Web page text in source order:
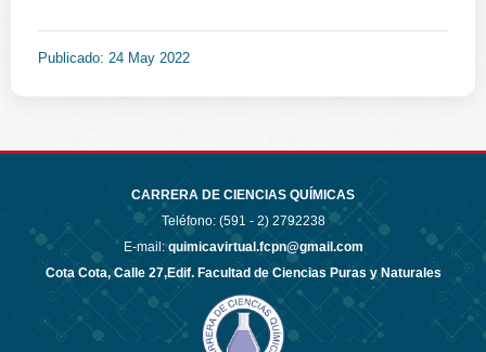
Publicado: 24 May 2022
CARRERA DE CIENCIAS QUÍMICAS
Teléfono: (591 - 2) 2792238
E-mail: quimicavirtual.fcpn@gmail.com
Cota Cota, Calle 27,Edif. Facultad de Ciencias Puras y Naturales